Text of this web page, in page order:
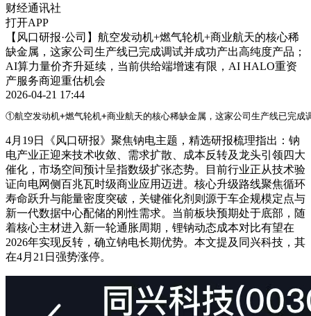
财经通讯社
打开APP
【风口研报·公司】航空发动机+燃气轮机+商业航天的核心稀
缺金属，这家公司生产线已完成调试并成功产出高纯度产品；
AI算力量价齐升延续，当前供给端增速有限，AI HALO重资
产服务商迎重估机会
2026-04-21 17:44
①航空发动机+燃气轮机+商业航天的核心稀缺金属，这家公司生产线已完
4月19日《风口研报》聚焦钠电主题，精选研报梳理指出：钠
电产业正迎来技术收敛、需求扩散、成本反转及龙头引领四大
催化，市场空间预计呈指数级扩张态势。目前行业正从技术验
证向电网侧百兆瓦时级商业应用迈进。核心升级路线聚焦循环
寿命跃升与能量密度突破，关键催化剂则源于车企规模定点与
新一代数据中心配储的刚性需求。当前板块预期处于底部，随
着核心主材进入新一轮通胀周期，锂钠动态成本对比有望在
2026年实现反转，确立钠电长期优势。本文提及同兴科技，其
在4月21日强势涨停。